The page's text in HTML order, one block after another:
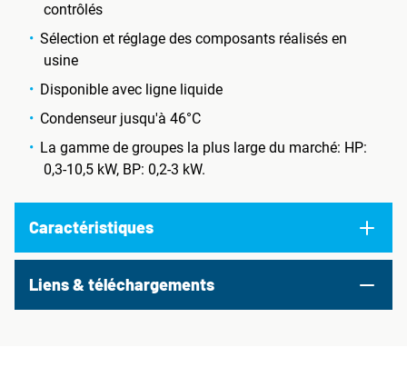
contrôlés
Sélection et réglage des composants réalisés en
usine
Disponible avec ligne liquide
Condenseur jusqu'à 46°C
La gamme de groupes la plus large du marché: HP:
0,3-10,5 kW, BP: 0,2-3 kW.
Caractéristiques
Liens & téléchargements